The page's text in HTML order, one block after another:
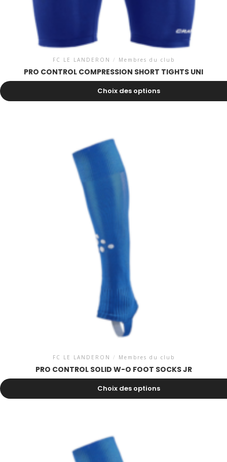
FC LE LANDERON / Membres du club
PRO CONTROL COMPRESSION SHORT TIGHTS UNI
37.00
Choix des options
FC LE LANDERON / Membres du club
PRO CONTROL SOLID W-O FOOT SOCKS JR
10.00
Choix des options